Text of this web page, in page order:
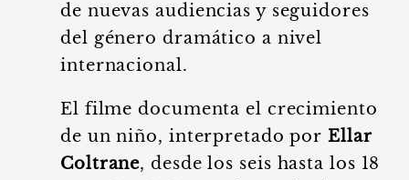
de nuevas audiencias y seguidores
del género dramático a nivel
internacional.
El filme documenta el crecimiento
de un niño, interpretado porEllar
Coltrane, desde los seis hasta los 18